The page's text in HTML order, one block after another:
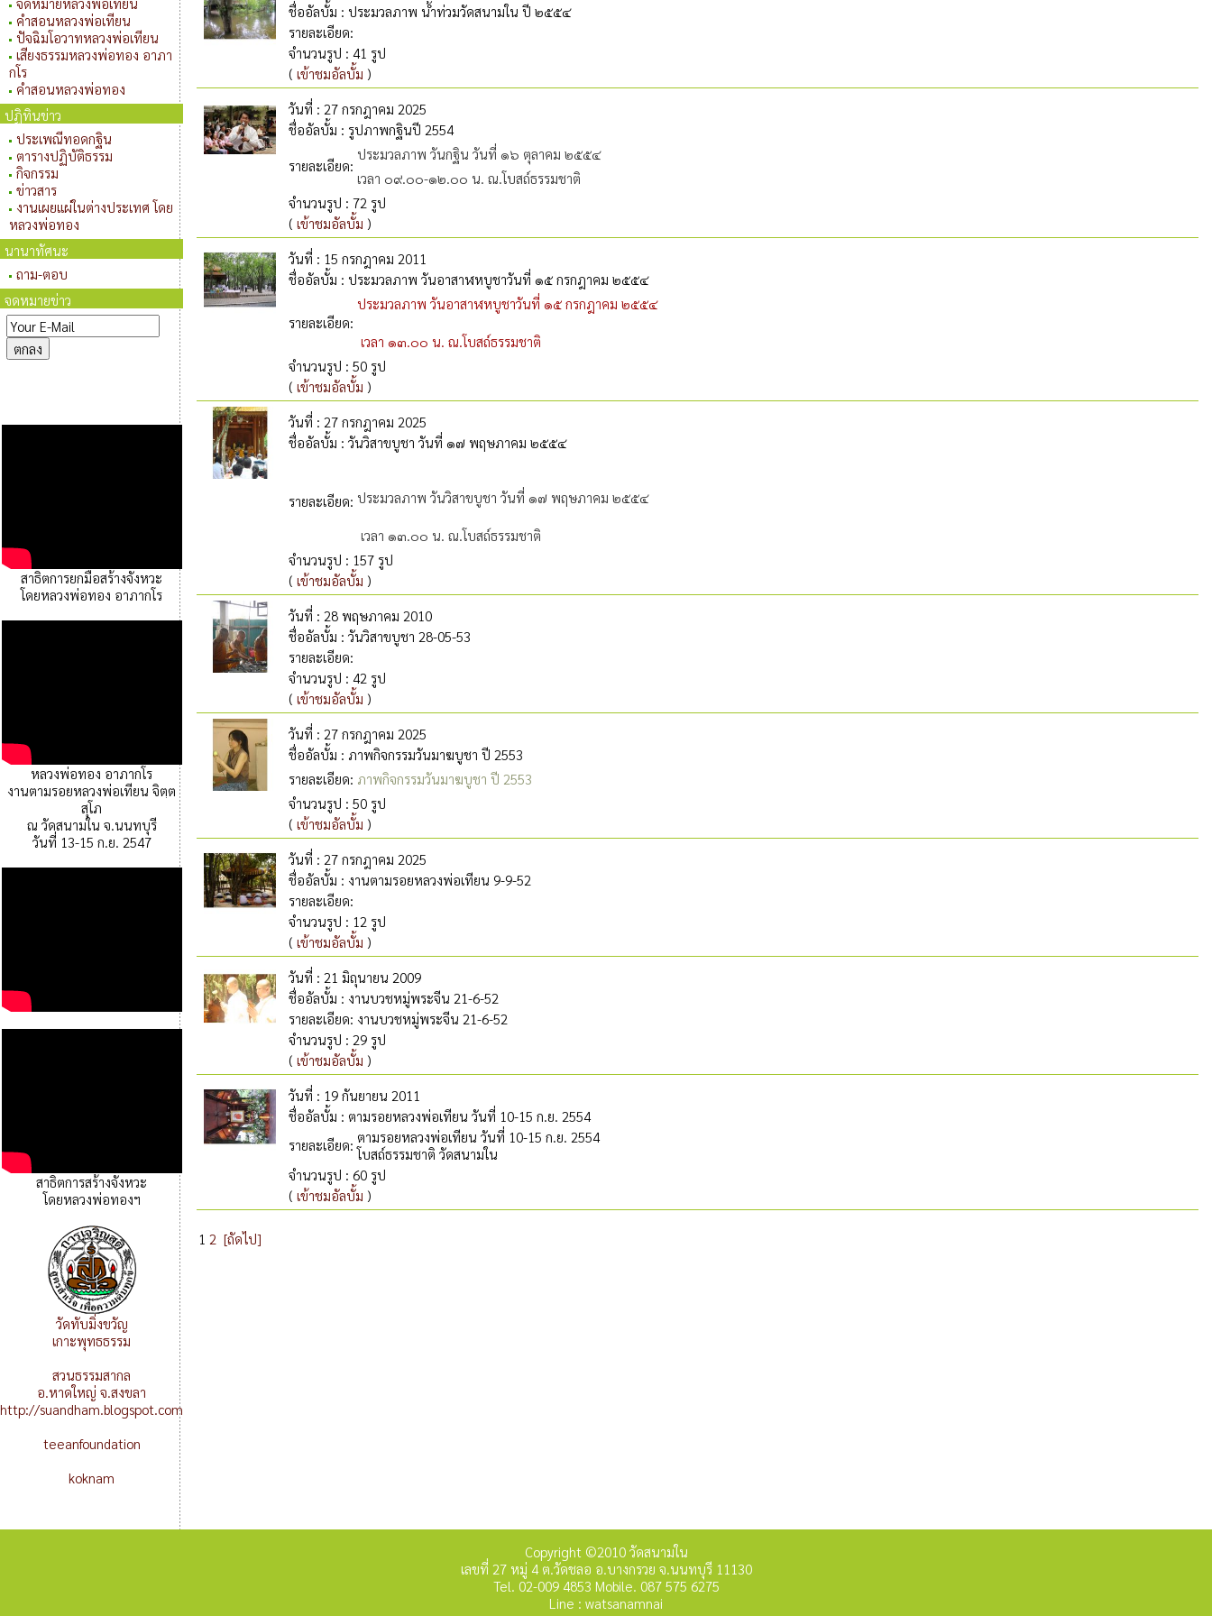
คำสอนหลวงพ่อเทียน
ปัจฉิมโอวาทหลวงพ่อเทียน
เสียงธรรมหลวงพ่อทอง อาภา
กโร
คำสอนหลวงพ่อทอง
ปฏิทินข่าว
ประเพณีทอดกฐิน
ตารางปฏิบัติธรรม
กิจกรรม
ข่าวสาร
งานเผยแผ่ในต่างประเทศ โดย
หลวงพ่อทอง
นานาทัศนะ
ถาม-ตอบ
จดหมายข่าว
สาธิตการยกมือสร้างจังหวะ
โดยหลวงพ่อทอง อาภากโร
หลวงพ่อทอง อาภากโร
งานตามรอยหลวงพ่อเทียน จิตฺต
สุโภ
ณ วัดสนามใน จ.นนทบุรี
วันที่ 13-15 ก.ย. 2547
สาธิตการสร้างจังหวะ
โดยหลวงพ่อทองฯ
วัดทับมิ่งขวัญ
เกาะพุทธธรรม
สวนธรรมสากล
อ.หาดใหญ่ จ.สงขลา
http://suandham.blogspot.com
teeanfoundation
koknam
ชื่ออัลบั้ม : ประมวลภาพ น้ำท่วมวัดสนามใน ปี ๒๕๕๔
รายละเอียด:
จำนวนรูป : 41 รูป
( เข้าชมอัลบั้ม )
วันที่ : 27 กรกฎาคม 2025
ชื่ออัลบั้ม : รูปภาพกฐินปี 2554
รายละเอียด:
ประมวลภาพ วันกฐิน วันที่ ๑๖ ตุลาคม ๒๕๕๔
เวลา ๐๙.๐๐-๑๒.๐๐ น. ณ.โบสถ์ธรรมชาติ
จำนวนรูป : 72 รูป
( เข้าชมอัลบั้ม )
วันที่ : 15 กรกฎาคม 2011
ชื่ออัลบั้ม : ประมวลภาพ วันอาสาฬหบูชาวันที่ ๑๕ กรกฎาคม ๒๕๕๔
รายละเอียด:
ประมวลภาพ วันอาสาฬหบูชาวันที่ ๑๕ กรกฎาคม ๒๕๕๔
เวลา ๑๓.๐๐ น. ณ.โบสถ์ธรรมชาติ
จำนวนรูป : 50 รูป
( เข้าชมอัลบั้ม )
วันที่ : 27 กรกฎาคม 2025
ชื่ออัลบั้ม : วันวิสาขบูชา วันที่ ๑๗ พฤษภาคม ๒๕๕๔
รายละเอียด: ประมวลภาพ วันวิสาขบูชา วันที่ ๑๗ พฤษภาคม ๒๕๕๔
เวลา ๑๓.๐๐ น. ณ.โบสถ์ธรรมชาติ
จำนวนรูป : 157 รูป
( เข้าชมอัลบั้ม )
วันที่ : 28 พฤษภาคม 2010
ชื่ออัลบั้ม : วันวิสาขบูชา 28-05-53
รายละเอียด:
จำนวนรูป : 42 รูป
( เข้าชมอัลบั้ม )
วันที่ : 27 กรกฎาคม 2025
ชื่ออัลบั้ม : ภาพกิจกรรมวันมาฆบูชา ปี 2553
รายละเอียด: ภาพกิจกรรมวันมาฆบูชา ปี 2553
จำนวนรูป : 50 รูป
( เข้าชมอัลบั้ม )
วันที่ : 27 กรกฎาคม 2025
ชื่ออัลบั้ม : งานตามรอยหลวงพ่อเทียน 9-9-52
รายละเอียด:
จำนวนรูป : 12 รูป
( เข้าชมอัลบั้ม )
วันที่ : 21 มิถุนายน 2009
ชื่ออัลบั้ม : งานบวชหมู่พระจีน 21-6-52
รายละเอียด: งานบวชหมู่พระจีน 21-6-52
จำนวนรูป : 29 รูป
( เข้าชมอัลบั้ม )
วันที่ : 19 กันยายน 2011
ชื่ออัลบั้ม : ตามรอยหลวงพ่อเทียน วันที่ 10-15 ก.ย. 2554
รายละเอียด: ตามรอยหลวงพ่อเทียน วันที่ 10-15 ก.ย. 2554
โบสถ์ธรรมชาติ วัดสนามใน
จำนวนรูป : 60 รูป
( เข้าชมอัลบั้ม )
1 2 [ถัดไป]
Copyright ©2010 วัดสนามใน
เลขที่ 27 หมู่ 4 ต.วัดชลอ อ.บางกรวย จ.นนทบุรี 11130
Tel. 02-009 4853 Mobile. 087 575 6275
Line : watsanamnai